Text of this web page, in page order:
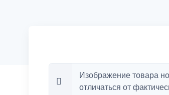
Изображение товара
отличаться от